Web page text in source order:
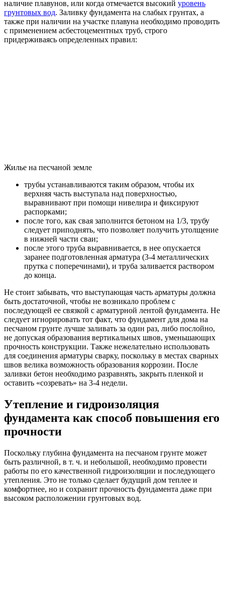
наличие плавунов, или когда отмечается высокий уровень
грунтовых вод. Заливку фундамента на слабых грунтах, а
также при наличии на участке плавуна необходимо проводить
с применением асбестоцементных труб, строго
придерживаясь определенных правил:
Жилье на песчаной земле
трубы устанавливаются таким образом, чтобы их
верхняя часть выступала над поверхностью,
выравнивают при помощи нивелира и фиксируют
распорками;
после того, как свая заполнится бетоном на 1/3, трубу
следует приподнять, что позволяет получить утолщение
в нижней части сваи;
после этого труба выравнивается, в нее опускается
заранее подготовленная арматура (3-4 металлических
прутка с поперечинами), и труба заливается раствором
до конца.
Не стоит забывать, что выступающая часть арматуры должна
быть достаточной, чтобы не возникало проблем с
последующей ее связкой с арматурной лентой фундамента. Не
следует игнорировать тот факт, что фундамент для дома на
песчаном грунте лучше заливать за один раз, либо послойно,
не допуская образования вертикальных швов, уменьшающих
прочность конструкции. Также нежелательно использовать
для соединения арматуры сварку, поскольку в местах сварных
швов велика возможность образования коррозии. После
заливки бетон необходимо разравнять, закрыть пленкой и
оставить «созревать» на 3-4 недели.
Утепление и гидроизоляция
фундамента как способ повышения его
прочности
Поскольку глубина фундамента на песчаном грунте может
быть различной, в т. ч. и небольшой, необходимо провести
работы по его качественной гидроизоляции и последующего
утепления. Это не только сделает будущий дом теплее и
комфортнее, но и сохранит прочность фундамента даже при
высоком расположении грунтовых вод.